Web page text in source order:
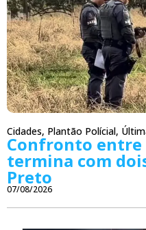
Cidades, Plantão Polícial,
Confronto entre
termina com
Preto
07/08/2026